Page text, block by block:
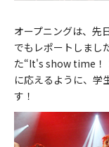
オープニングは、先
でもレポートしまし
た“It's show time！
に応えるように、学
す！